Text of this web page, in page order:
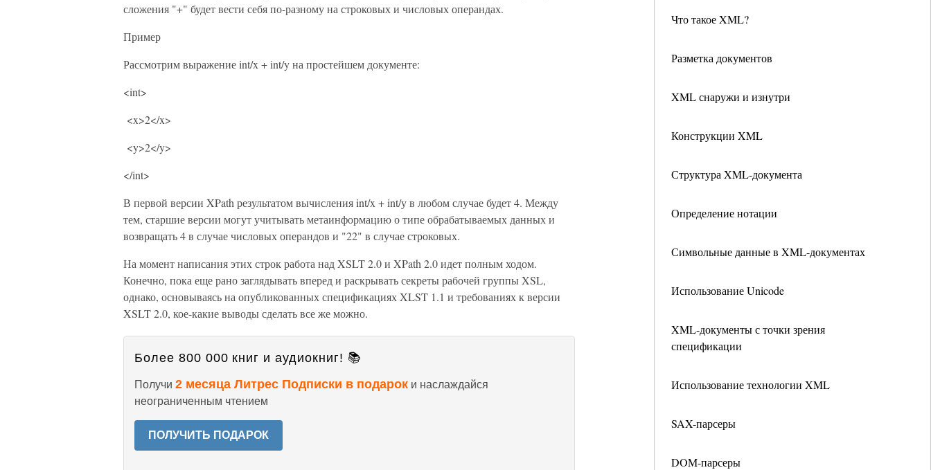
Что такое XML?
Разметка документов
XML снаружи и изнутри
Конструкции XML
Структура XML-документа
Определение нотации
Символьные данные в XML-документах
Использование Unicode
XML-документы с точки зрения
спецификации
Использование технологии XML
SAX-парсеры
DOM-парсеры
сложения "+" будет вести себя по-разному на строковых и числовых операндах.
Пример
Рассмотрим выражение int/x + int/y на простейшем документе:
<int>
<x>2</x>
<y>2</y>
</int>
В первой версии XPath результатом вычисления int/x + int/у в любом случае будет 4. Между
тем, старшие версии могут учитывать метаинформацию о типе обрабатываемых данных и
возвращать 4 в случае числовых операндов и "22" в случае строковых.
На момент написания этих строк работа над XSLT 2.0 и XPath 2.0 идет полным ходом.
Конечно, пока еще рано заглядывать вперед и раскрывать секреты рабочей группы XSL,
однако, основываясь на опубликованных спецификациях XLST 1.1 и требованиях к версии
XSLT 2.0, кое-какие выводы сделать все же можно.
Более 800 000 книг и аудиокниг! 📚
Получи 2 месяца Литрес Подписки в подарок и наслаждайся
неограниченным чтением
ПОЛУЧИТЬ ПОДАРОК